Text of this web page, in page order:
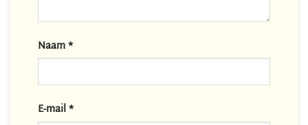
Naam*
E-mail*